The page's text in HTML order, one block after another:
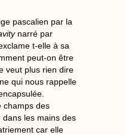
pascalien par la
narré par
t-elle à sa
peut-on être
veut plus rien dire
qui nous rappelle
champs des
dans les mains des
car elle